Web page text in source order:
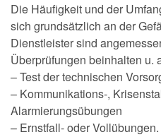
Die Häufigkeit und der
sich grundsätzlich an der
Dienstleister sind
Überprüfungen beinhalten u.
– Test der technischen
– Kommunikations-,
Alarmierungsübungen
– Ernstfall- oder Vollübungen.